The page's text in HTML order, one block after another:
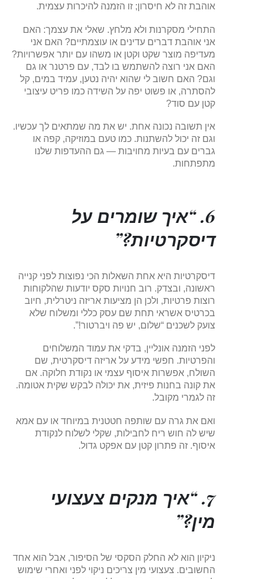
אוהבת זה לא חיסרון; זו הזמנה להיכרות עצמית.
התחילי מסקרנות ולא מלחץ. שאלי את עצמך: האם
אני אוהבת דברים עדינים או עוצמתיים? האם אני
מעדיפה מוצר שקט וקטן או משהו עם יותר אפשרויות?
האם אני רוצה להשתמש בו לבד, עם פרטנר או גם
וגם? האם חשוב לי שהוא יהיה נטען, עמיד במים, קל
להסתרה, או פשוט יפה על השידה כמו פריט עיצובי
קטן עם סוד?
אין תשובה נכונה אחת. יש את מה שמתאים לך עכשיו.
וגם זה יכול להשתנות. כמו טעם במוזיקה, קפה או
גברים עם בעיות מחויבות — גם ההעדפות שלנו
מתפתחות.
6. “איך שומרים על
דיסקרטיות?”
דיסקרטיות היא אחת השאלות הכי נפוצות לפני קנייה
ראשונה, ובצדק. רוב חנויות סקס יודעות שהלקוחות
רוצות פרטיות, ולכן הן מציעות אריזה ניטרלית, חיוב
בכרטיס אשראי תחת שם עסק כללי ומשלוח שלא
צועק לשכנים “שלום, יש פה ויברטור!”.
לפני הזמנה אונליין, בדקי את עמוד המשלוחים
והפרטיות. חפשי מידע על אריזה דיסקרטית, שם
השולח, אפשרות איסוף עצמי או נקודת חלוקה. אם
את קונה בחנות פיזית, את יכולה לבקש שקית אטומה.
זה לגמרי מקובל.
ואם את גרה עם שותפה חטטנית במיוחד או עם אמא
שיש לה חוש ריח לחבילות, שקלי לשלוח לנקודת
איסוף. זה פתרון קטן עם אפקט גדול.
7. “איך מנקים צעצועי
מין?”
ניקיון הוא לא החלק הסקסי של הסיפור, אבל הוא אחד
החשובים. צעצועי מין צריכים ניקוי לפני ואחרי שימוש